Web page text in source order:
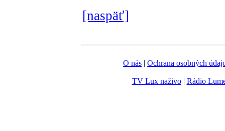
[naspäť]
O nás | Ochrana osobných
TV Lux naživo| Rádio